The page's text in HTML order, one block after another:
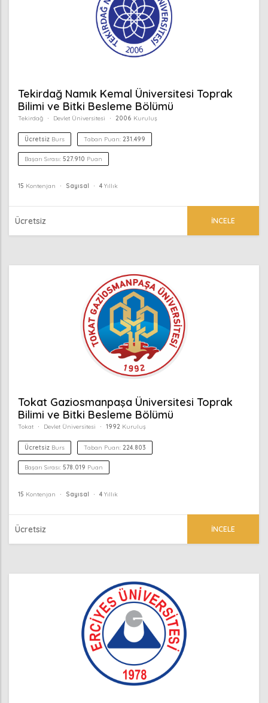
Tekirdağ Namık Kemal Üniversitesi Toprak
Bilimi ve Bitki Besleme Bölümü
Tekirdağ Devlet Üniversitesi 2006 Kuruluş
Ücretsiz Burs Taban Puan: 231.499
Başarı Sırası: 527.910 Puan
15 Kontenjan Sayısal 4 Yıllık
Ücretsiz İNCELE
Tokat Gaziosmanpaşa Üniversitesi Toprak
Bilimi ve Bitki Besleme Bölümü
Tokat Devlet Üniversitesi 1992 Kuruluş
Ücretsiz Burs Taban Puan: 224.803
Başarı Sırası: 578.019 Puan
15 Kontenjan Sayısal 4 Yıllık
Ücretsiz İNCELE